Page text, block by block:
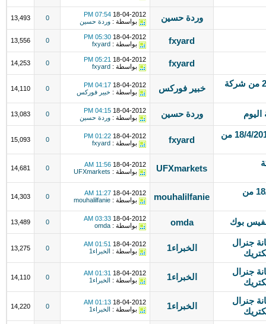
وردة حسين 18-04-2012
07:54 PM
بواسطة : وردة حسين 0
13,493
fxyard
18-04-2012
05:30 PM
بواسطة : fxyard
0
13,556
fxyard
18-04-2012
05:21 PM
بواسطة : fxyard
0
14,253
التحليل اليومى للعملات ليوم 18- 4-2012 من شركة خبير فوركس 18-04-2012
04:17 PM
بواسطة : خبير فوركس 0
14,110
وردة حسين 18-04-2012
04:15 PM
بواسطة : وردة حسين 0
13,083
البيانات الألمانية الايجابية تدعم اليورو 18/4/2012 من
fxyard
18-04-2012
01:22 PM
بواسطة : fxyard
0
15,093
UFXmarkets
18-04-2012
11:56 AM
بواسطة : UFXmarkets
0
14,681
التحليل اليومي للأسواق المالية 18/4/2012 من
mouhalilfanie
18-04-2012
11:27 AM
بواسطة : mouhalilfanie
0
14,303
بوك omda
18-04-2012
03:33 AM
بواسطة : omda
0
13,489
صيانة جنرال
الخبراء1 18-04-2012
01:51 AM
بواسطة :
الخبراء1 0
13,275
صيانة جنرال
الخبراء1 18-04-2012
01:31 AM
بواسطة :
الخبراء1 0
14,110
صيانة جنرال
الخبراء1 18-04-2012
01:13 AM
بواسطة :
الخبراء1 0
14,220